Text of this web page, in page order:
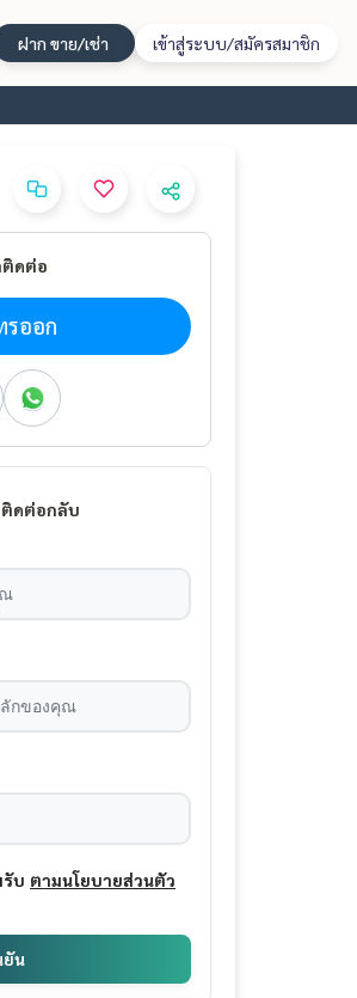
ฝาก ขาย/เช่า เข้าสู่ระบบ/สมัครสมาชิก
ดต่อ
รออก
ติดต่อกลับ
บ ตามนโยบายส่วนตัว
น